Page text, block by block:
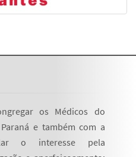
os Médicos do
e também com a
o interesse pela